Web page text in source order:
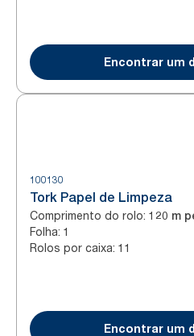
Encontrar um
100130
Tork Papel de Limpeza
Comprimento do rolo: 120 m
Folha: 1
Rolos por caixa: 11
Encontrar um